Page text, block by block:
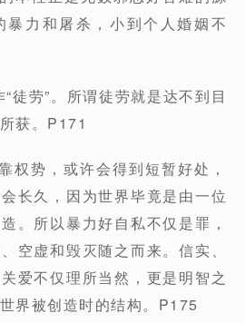
暴力和屠杀，小到个人婚姻不
徒劳”。所谓徒劳就是达不到目
获。P171
权势，或许会得到短暂好处，
长久，因为世界毕竟是由一位
。所以暴力好自私不仅是罪，
空虚和毁灭随之而来。信实、
爱不仅理所当然，更是明智之
界被创造时的结构。P175